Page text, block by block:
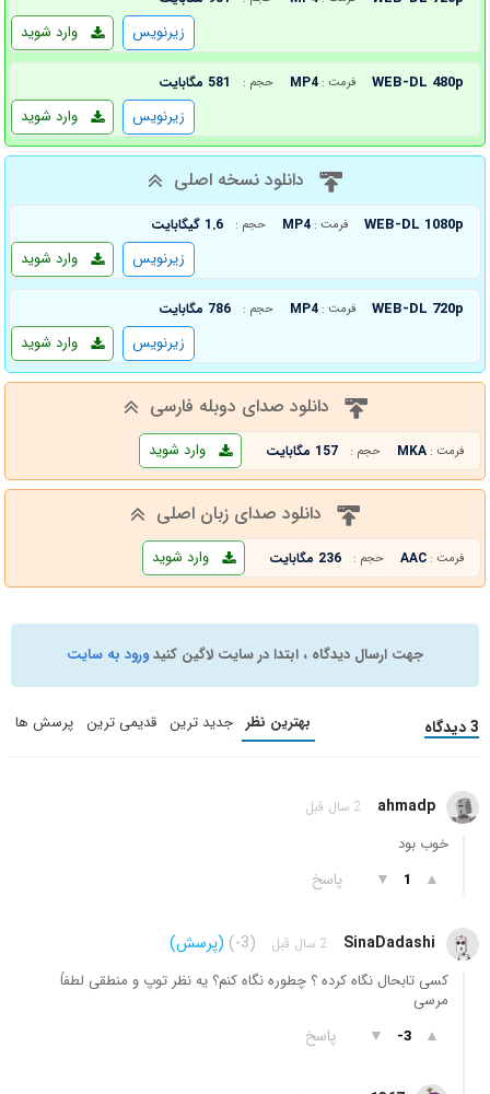
وارد شوید زیرنویس
WEB-DL 480p فرمت : MP4 حجم : 581 مگابایت
وارد شوید زیرنویس
دانلود نسخه اصلی
WEB-DL 1080p فرمت : MP4 حجم : 1.6 گیگابایت
وارد شوید زیرنویس
WEB-DL 720p فرمت : MP4 حجم : 786 مگابایت
وارد شوید زیرنویس
دانلود صدای دوبله فارسی
فرمت : MKA حجم : 157 مگابایت وارد شوید
دانلود صدای زبان اصلی
فرمت : AAC حجم : 236 مگابایت وارد شوید
جهت ارسال دیدگاه ، ابتدا در سایت لاگین کنیدورود به سایت
3 دیدگاه بهترین نظر جدید ترین قدیمی ترین پرسش ها
ahmadp 2 سال قبل
خوب بود
▲
1
▼ پاسخ
SinaDadashi 2 سال قبل (-3) (پرسش)
کسی تابحال نگاه کرده ؟ چطوره نگاه کنم؟ یه نظر توپ و منطقی لطفاً
مرسی
▲
-3
▼ پاسخ